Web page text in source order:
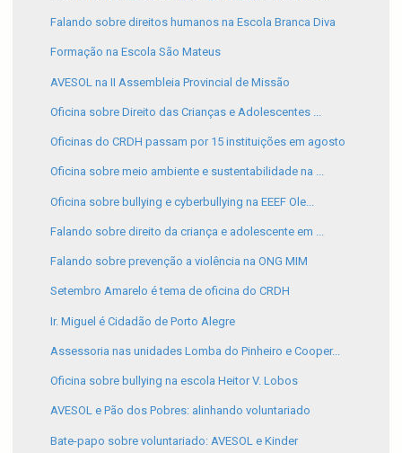
Falando sobre direitos humanos na Escola Branca Diva
Formação na Escola São Mateus
AVESOL na II Assembleia Provincial de Missão
Oficina sobre Direito das Crianças e Adolescentes ...
Oficinas do CRDH passam por 15 instituições em agosto
Oficina sobre meio ambiente e sustentabilidade na ...
Oficina sobre bullying e cyberbullying na EEEF Ole...
Falando sobre direito da criança e adolescente em ...
Falando sobre prevenção a violência na ONG MIM
Setembro Amarelo é tema de oficina do CRDH
Ir. Miguel é Cidadão de Porto Alegre
Assessoria nas unidades Lomba do Pinheiro e Cooper...
Oficina sobre bullying na escola Heitor V. Lobos
AVESOL e Pão dos Pobres: alinhando voluntariado
Bate-papo sobre voluntariado: AVESOL e Kinder